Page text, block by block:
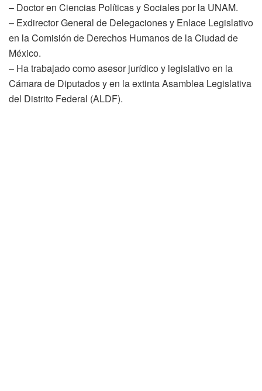
– Doctor en Ciencias Políticas y Sociales por la UNAM.
– Exdirector General de Delegaciones y Enlace Legislativo
en la Comisión de Derechos Humanos de la Ciudad de
México.
– Ha trabajado como asesor jurídico y legislativo en la
Cámara de Diputados y en la extinta Asamblea Legislativa
del Distrito Federal (ALDF).